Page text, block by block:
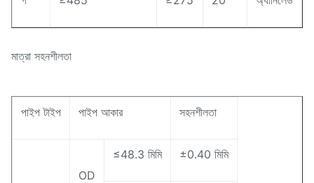
মাত্রা সহনশীলতা
পাইপ টাইপ পাইপ আকার সহনশীলতা
OD
≤48.3 মিমি ±0.40 মিমি